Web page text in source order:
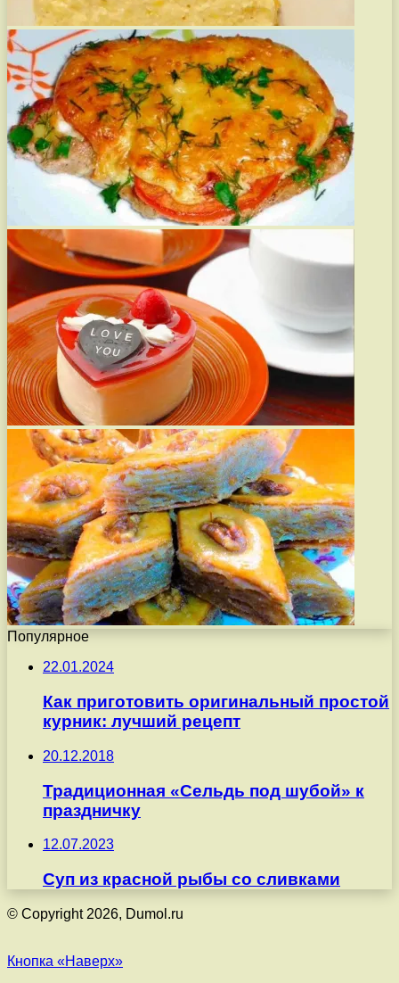
Популярное
22.01.2024
Как приготовить оригинальный простой
курник: лучший рецепт
20.12.2018
Традиционная «Сельдь под шубой» к
праздничку
12.07.2023
Суп из красной рыбы со сливками
© Copyright 2026, Dumol.ru
Кнопка «Наверх»